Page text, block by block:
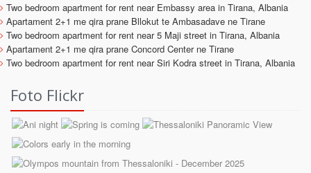
Two bedroom apartment for rent near Embassy area in Tirana, Albania
Apartament 2+1 me qira prane Bllokut te Ambasadave ne Tirane
Two bedroom apartment for rent near 5 Maji street in Tirana, Albania
Apartament 2+1 me qira prane Concord Center ne Tirane
Two bedroom apartment for rent near Siri Kodra street in Tirana, Albania
Foto Flickr